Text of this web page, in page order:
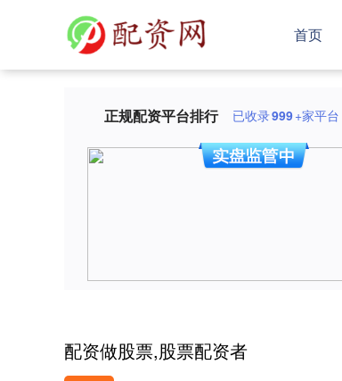
首页
正规配资平台排行 已收录999+家平台
配资做股票,股票配资者